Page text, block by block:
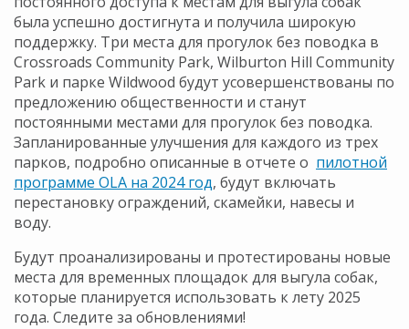
была успешно достигнута и получила широкую
поддержку. Три места для прогулок без поводка в
Crossroads Community Park, Wilburton Hill Community
Park и парке Wildwood будут усовершенствованы по
предложению общественности и станут
постоянными местами для прогулок без поводка.
Запланированные улучшения для каждого из трех
парков, подробно описанные в отчете о пилотной
программе OLA на 2024 год, будут включать
перестановку ограждений, скамейки, навесы и
воду.
Будут проанализированы и протестированы новые
места для временных площадок для выгула собак,
которые планируется использовать к лету 2025
года. Следите за обновлениями!